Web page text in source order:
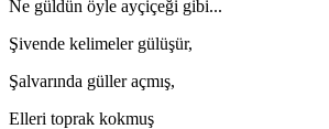
Ne güldün öyle ayçiçeği gibi...
Şivende kelimeler gülüşür,
Şalvarında güller açmış,
Elleri toprak kokmuş